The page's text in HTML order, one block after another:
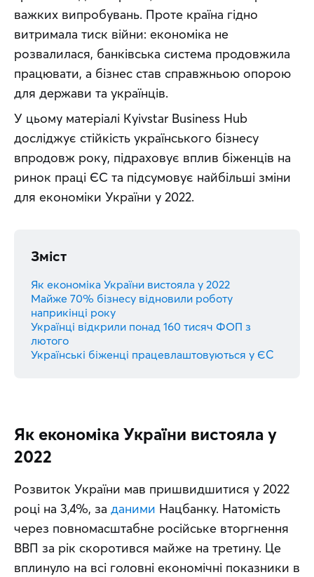
важких випробувань. Проте країна гідно
витримала тиск війни: економіка не
розвалилася, банківська система продовжила
працювати, а бізнес став справжньою опорою
для держави та українців.
У цьому матеріалі Kyivstar Business Hub
досліджує стійкість українського бізнесу
впродовж року, підраховує вплив біженців на
ринок праці ЄС та підсумовує найбільші зміни
для економіки України у 2022.
Зміст
Як економіка України вистояла у 2022
Майже 70% бізнесу відновили роботу
наприкінці року
Українці відкрили понад 160 тисяч ФОП з
лютого
Українські біженці працевлаштовуються у ЄС
Як економіка України вистояла у
2022
Розвиток України мав пришвидшитися у 2022
році на 3,4%, за даними Нацбанку. Натомість
через повномасштабне російське вторгнення
ВВП за рік скоротився майже на третину. Це
вплинуло на всі головні економічні показники в